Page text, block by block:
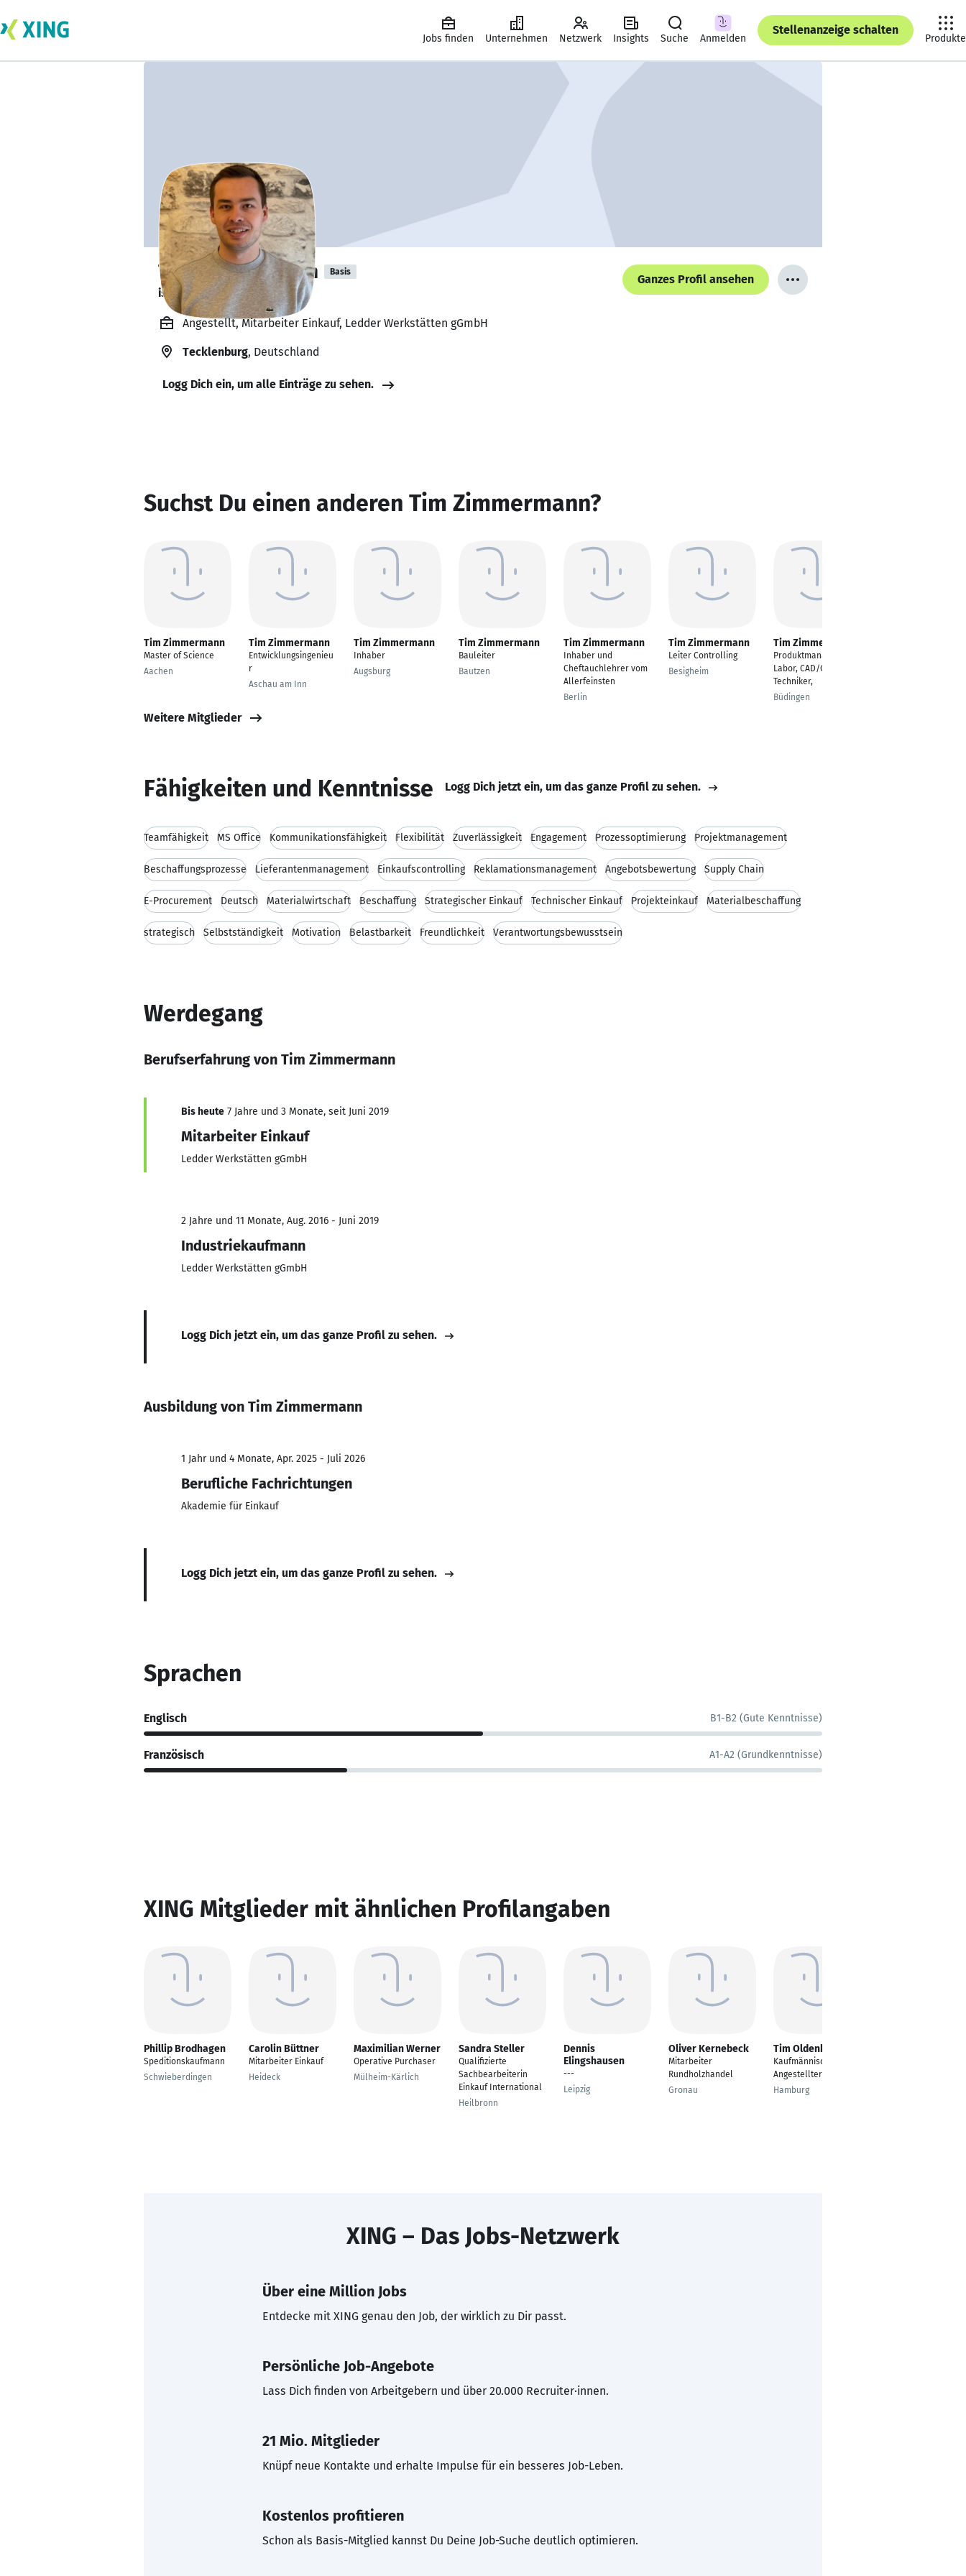
Jobs finden Unternehmen Netzwerk Insights Suche Anmelden
Stellenanzeige schalten
Produkte
Tim Zimmermann Basis
ist offen für Projekte. 🔎
Ganzes Profil ansehen
Angestellt, Mitarbeiter Einkauf, Ledder Werkstätten gGmbH
Tecklenburg, Deutschland
Logg Dich ein, um alle Einträge zu sehen.
Suchst Du einen anderen Tim Zimmermann?
Tim Zimmermann
Master of Science
Aachen
Tim Zimmermann
Entwicklungsingenieu
r
Aschau am Inn
Tim Zimmermann
Inhaber
Augsburg
Tim Zimmermann
Bauleiter
Bautzen
Tim Zimmermann
Inhaber und
Cheftauchlehrer vom
Allerfeinsten
Berlin
Tim Zimmermann
Leiter Controlling
Besigheim
Tim Zimmermann
Produktmanager
Labor, CAD/CAM
Techniker,
Büdingen
Weitere Mitglieder
Fähigkeiten und Kenntnisse Logg Dich jetzt ein, um das ganze Profil zu sehen.
Teamfähigkeit MS Office Kommunikationsfähigkeit Flexibilität Zuverlässigkeit Engagement Prozessoptimierung Projektmanagement
Beschaffungsprozesse Lieferantenmanagement Einkaufscontrolling Reklamationsmanagement Angebotsbewertung Supply Chain
E-Procurement Deutsch Materialwirtschaft Beschaffung Strategischer Einkauf Technischer Einkauf Projekteinkauf Materialbeschaffung
strategisch Selbstständigkeit Motivation Belastbarkeit Freundlichkeit Verantwortungsbewusstsein
Werdegang
Berufserfahrung von Tim Zimmermann
Bis heute 7 Jahre und 3 Monate, seit Juni 2019
Mitarbeiter Einkauf
Ledder Werkstätten gGmbH
2 Jahre und 11 Monate, Aug. 2016 - Juni 2019
Industriekaufmann
Ledder Werkstätten gGmbH
Logg Dich jetzt ein, um das ganze Profil zu sehen.
Ausbildung von Tim Zimmermann
1 Jahr und 4 Monate, Apr. 2025 - Juli 2026
Berufliche Fachrichtungen
Akademie für Einkauf
Logg Dich jetzt ein, um das ganze Profil zu sehen.
Sprachen
Englisch B1-B2 (Gute Kenntnisse)
Französisch A1-A2 (Grundkenntnisse)
XING Mitglieder mit ähnlichen Profilangaben
Phillip Brodhagen
Speditionskaufmann
Schwieberdingen
Carolin Büttner
Mitarbeiter Einkauf
Heideck
Maximilian Werner
Operative Purchaser
Mülheim-Kärlich
Sandra Steller
Qualifizierte
Sachbearbeiterin
Einkauf International
Heilbronn
Dennis
Elingshausen
---
Leipzig
Oliver Kernebeck
Mitarbeiter
Rundholzhandel
Gronau
Tim Oldenburg
Kaufmännischer
Angestellter
Hamburg
XING – Das Jobs-Netzwerk
Über eine Million Jobs
Entdecke mit XING genau den Job, der wirklich zu Dir passt.
Persönliche Job-Angebote
Lass Dich finden von Arbeitgebern und über 20.000 Recruiter·innen.
21 Mio. Mitglieder
Knüpf neue Kontakte und erhalte Impulse für ein besseres Job-Leben.
Kostenlos profitieren
Schon als Basis-Mitglied kannst Du Deine Job-Suche deutlich optimieren.